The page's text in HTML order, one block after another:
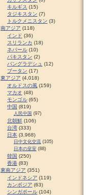
キルギス (15)
タジキスタン (7)
トルクメニスタン (3)
南アジア (118)
インド (36)
スリランカ (18)
ネパール (10)
パキスタン (2)
バングラデシュ (12)
ブータン (17)
東アジア (4,018)
オルドスの風 (159)
マカオ (48)
モンゴル (65)
中国 (819)
人民中国 (97)
北朝鮮 (106)
台湾 (333)
日本 (3,968)
日中文化交流 (105)
日本の皇室 (88)
韓国 (250)
香港 (83)
東南アジア (351)
インドネシア (119)
カンボジア (63)
シンガポール (104)